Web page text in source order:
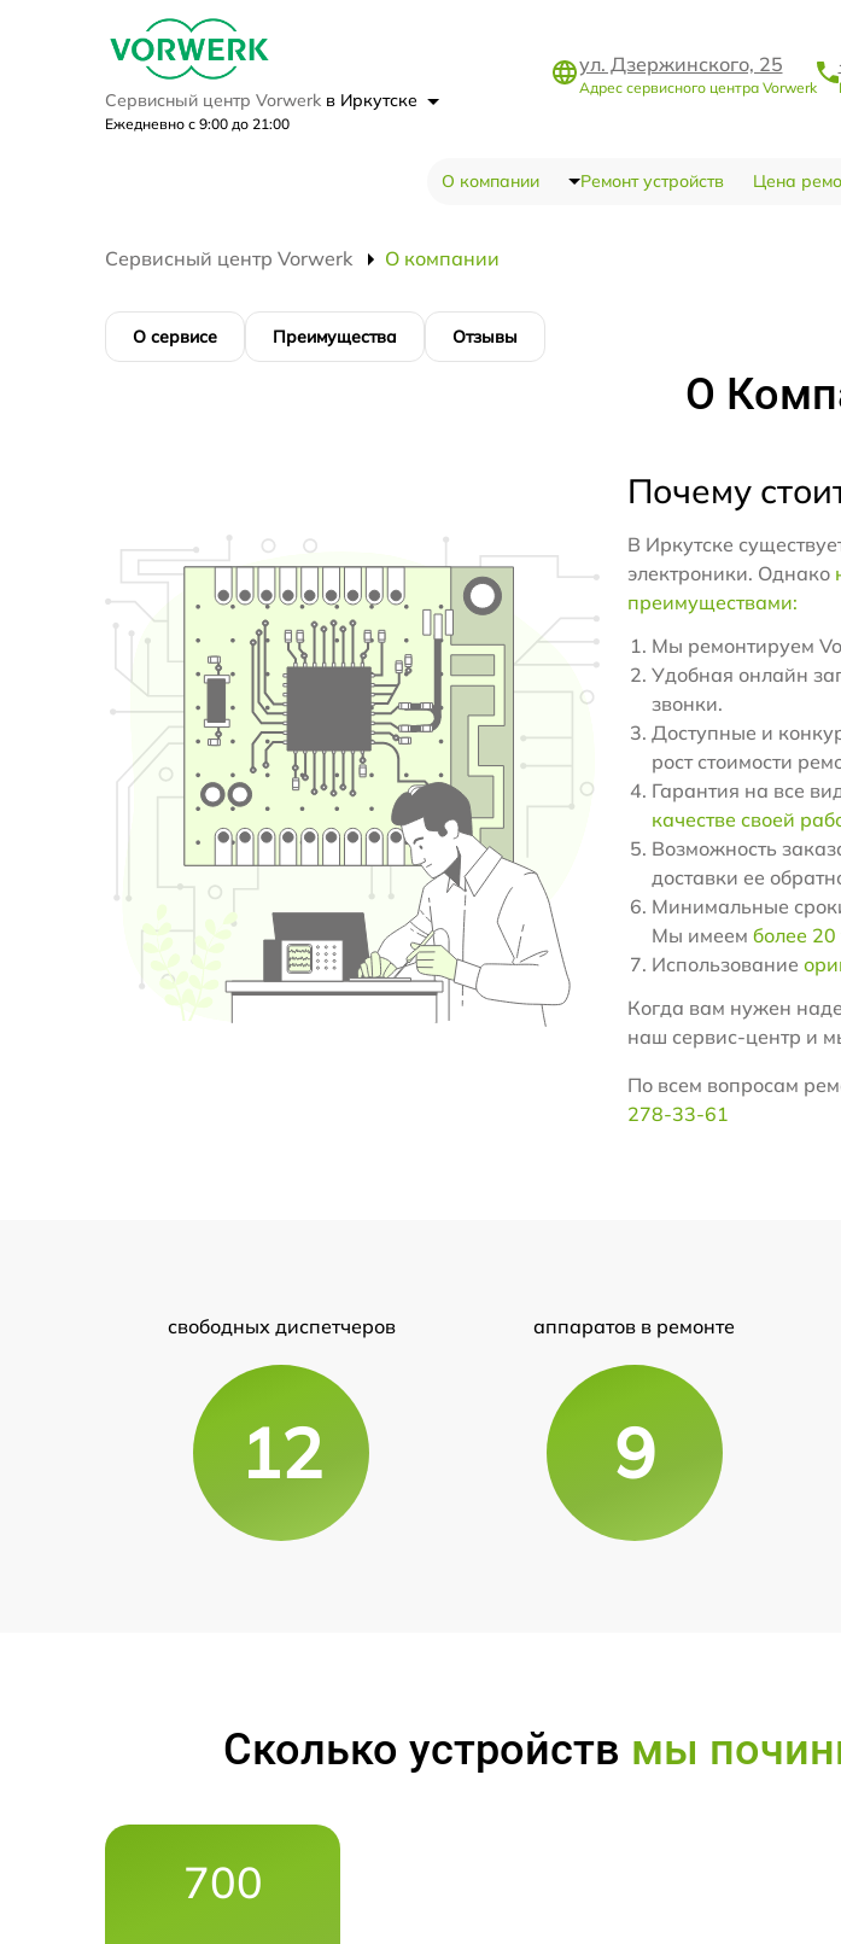
Сервисный центр Vorwerk в Иркутске
Ежедневно с 9:00 до 21:00
ул. Дзержинского, 25
Адрес сервисного центра Vorwerk
О компании Ремонт устройств Цена
Сервисный центр Vorwerk О компании
О сервисе Преимущества Отзывы
О
Почему
В Иркутске
электроники. Однако
преимуществами:
Мы ремонтируем
Удобная онлайн
звонки.
Доступные и
рост стоимости
Гарантия на все
качестве своей
Возможность
доставки ее
Минимальные
Мы имеем более 20
Использование
Когда вам нужен
наш сервис-центр и
По всем вопросам
278-33-61
свободных диспетчеров
12
аппаратов в ремонте
9
Сколько устройств мы
700